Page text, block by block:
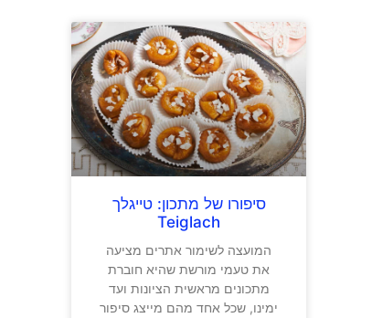
סיפורו של מתכון: טייגלך
Teiglach
המועצה לשימור אתרים מציעה
את טעמי מורשת שהיא חוברת
מתכונים מראשית הציונות ועד
ימינו, שכל אחד מהם מייצג סיפור